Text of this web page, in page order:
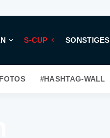
S-CUP SONSTIGES
FOTOS #HASHTAG-WALL